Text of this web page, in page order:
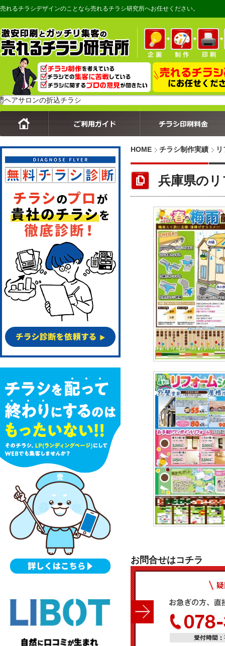
売れるチラシデザインのことなら売れるチラシ研究所へお任せください。
ンの折込チラシ
HOME チラシ制作実績
兵庫県の
お問合せはコチラ